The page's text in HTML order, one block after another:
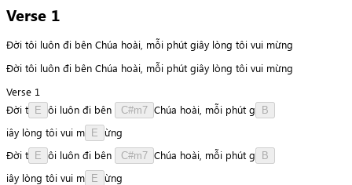
Verse 1
Đời tôi luôn đi bên Chúa hoài, mỗi phút giây lòng tôi vui mừng
Đời tôi luôn đi bên Chúa hoài, mỗi phút giây lòng tôi vui mừng
Verse 1
Đời t E ôi luôn đi bên C#m7 Chúa hoài, mỗi phút g B
iây lòng tôi vui m E ừng
Đời t E ôi luôn đi bên C#m7 Chúa hoài, mỗi phút g B
iây lòng tôi vui m E ừng